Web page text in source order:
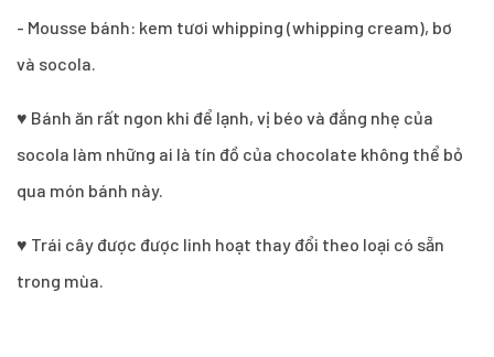
- Mousse bánh: kem tươi whipping (whipping cream), bơ
và socola.
♥ Bánh ăn rất ngon khi để lạnh, vị béo và đắng nhẹ của
socola làm những ai là tín đồ của chocolate không thể bỏ
qua món bánh này.
♥ Trái cây được được linh hoạt thay đổi theo loại có sẵn
trong mùa.